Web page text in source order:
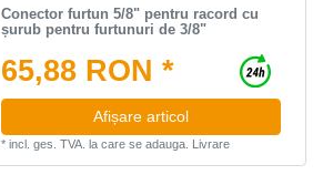
Conector furtun 5/8" pentru racord cu
șurub pentru furtunuri de 3/8"
65,88 RON *
Afișare articol
*incl. ges. TVA. la care se adauga. Livrare